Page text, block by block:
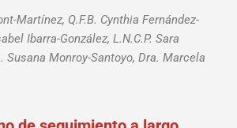
Martínez, Q.F.B. Cynthia Fernández-
Ibarra-González, L.N.C.P. Sara
Susana Monroy-Santoyo, Dra. Marcela